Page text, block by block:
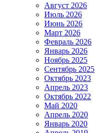
Август 2026
Июль 2026
Июнь 2026
Март 2026
Февраль 2026
Январь 2026
Ноябрь 2025
Сентябрь 2025
Октябрь 2023
Апрель 2023
Октябрь 2022
Май 2020
Апрель 2020
Январь 2020